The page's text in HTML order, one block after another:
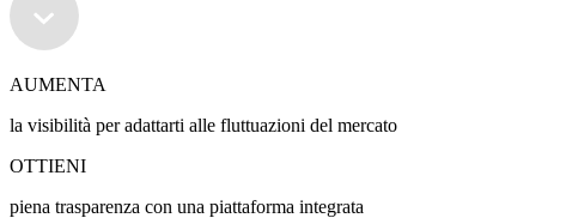
AUMENTA
la visibilità per adattarti alle fluttuazioni del mercato
OTTIENI
piena trasparenza con una piattaforma integrata